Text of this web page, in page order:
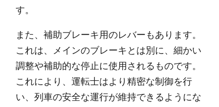
す。
また、補助ブレーキ用のレバーもあります。
これは、メインのブレーキとは別に、細かい
調整や補助的な停止に使用されるものです。
これにより、運転士はより精密な制御を行
い、列車の安全な運行が維持できるようにな